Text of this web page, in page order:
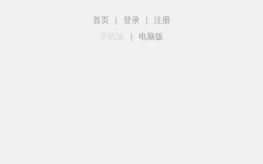
首页 | 登录 |
注册
手机版
| 电脑版